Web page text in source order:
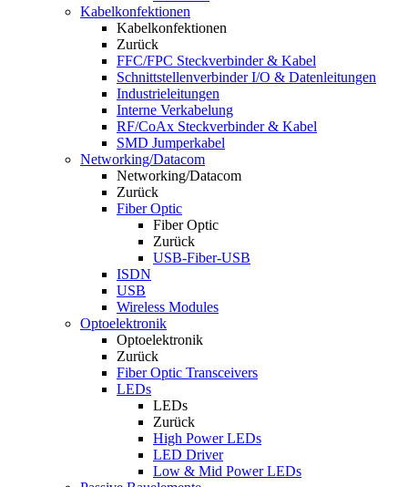
Kabelkonfektionen
Kabelkonfektionen
Zurück
FFC/FPC Steckverbinder & Kabel
Schnittstellenverbinder I/O & Datenleitungen
Industrieleitungen
Interne Verkabelung
RF/CoAx Steckverbinder & Kabel
SMD Jumperkabel
Networking/Datacom
Networking/Datacom
Zurück
Fiber Optic
Fiber Optic
Zurück
USB-Fiber-USB
ISDN
USB
Wireless Modules
Optoelektronik
Optoelektronik
Zurück
Fiber Optic Transceivers
LEDs
LEDs
Zurück
High Power LEDs
LED Driver
Low & Mid Power LEDs